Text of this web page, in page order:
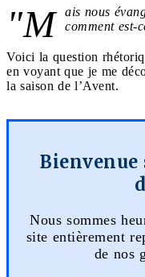
"M
ais nous
comment est-
Voici la question
en voyant que je me
la saison de l’Avent.
Bienvenue
Nous sommes
site entièrement
de nos